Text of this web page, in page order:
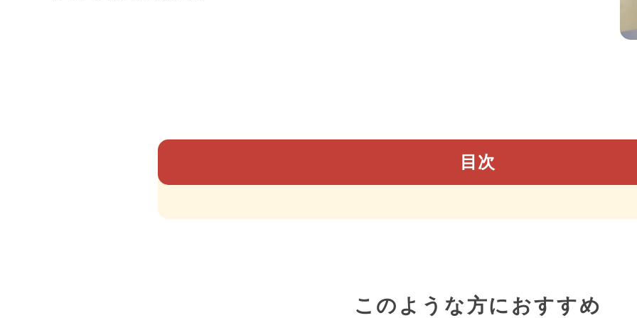
目次
このような方におすすめ